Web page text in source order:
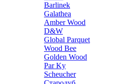
Barlinek
Galathea
Amber Wood
D&W
Global Parquet
Wood Bee
Golden Wood
Par Ky
Scheucher